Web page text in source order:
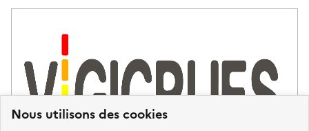
Nous utilisons des cookies